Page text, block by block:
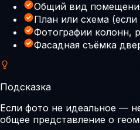
Общий вид
План или схема
Фотографии колонн,
Фасадная съёмка
Подсказка
Если фото не идеальное —
общее представление о